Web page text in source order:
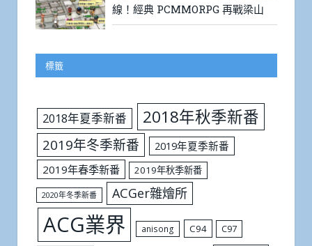
線！經典 PCMMORPG 再戰梁山
標籤
2018年夏季新番 2018年秋季新番
2019年冬季新番
2019年夏季新番
2019年春季新番
2019年秋季新番
2020年冬季新番 ACGer雜燴所
ACG業界 anisong C94 C97